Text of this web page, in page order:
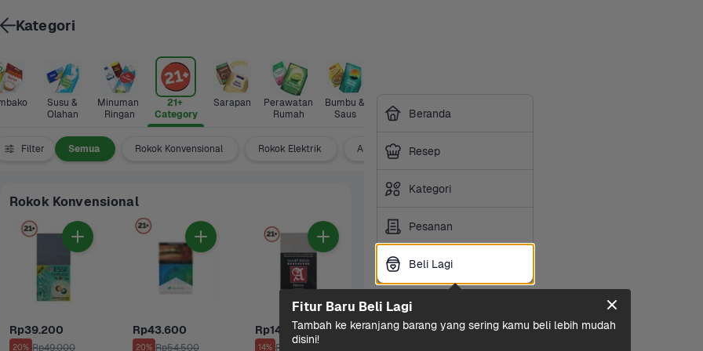
Susu &
Olahan
Minuman
Ringan
21+
Category
Sarapan
Perawatan
Rumah
Bumbu &
Saus
Diri
Premium
Filter Semua Rokok Konvensional Rokok Elektrik Alat Kontrasepsi
Rokok Konvensional
Rp39.200
20% Rp49.000
Rp43.600
20% Rp54.500
Rp14.500
14% Rp17.000
Beranda
Resep
Kategori
Pesanan
Beli Lagi
Kategori
Beli Lagi
Fitur Baru Beli Lagi
Tambah ke keranjang barang yang sering kamu beli lebih mudah
disini!